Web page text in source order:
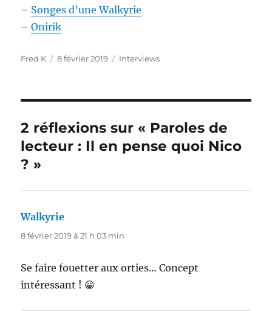
– Songes d’une Walkyrie
–Onirik
Auteur
Fred K
Publié
8 février 2019 Catégories
Interviews
2 réflexions sur « Paroles de
lecteur : Il en pense quoi Nico
? »
Walkyrie
8 février 2019 à 21 h 03 min
Se faire fouetter aux orties… Concept
intéressant ! 😀